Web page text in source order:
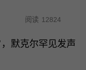
阅读 12824
默克尔罕见发声